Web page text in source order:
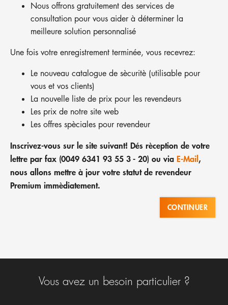
téléphonique
FRENCH
Nous offrons gratuitement des services de
consultation pour vous aider à déterminer la
meilleure solution personnalisé
Une fois votre enregistrement terminée, vous recevrez:
Le nouveau catalogue de sècuritè (utilisable pour
vous et vos clients)
La nouvelle liste de prix pour les revendeurs
Les prix de notre site web
Les offres spèciales pour revendeur
Inscrivez-vous sur le site suivant! Dés rèception de votre
lettre par fax (0049 6341 93 55 3 - 20) ou via E-Mail ,
nous allons mettre à jour votre statut de revendeur
Premium immèdiatement.
CONTINUER
Vous avez un besoin particulier ?